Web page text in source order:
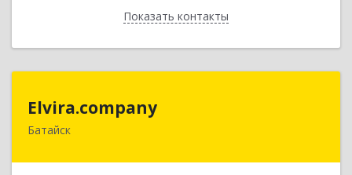
Показать контакты
Назад
Elvira.company
Батайск